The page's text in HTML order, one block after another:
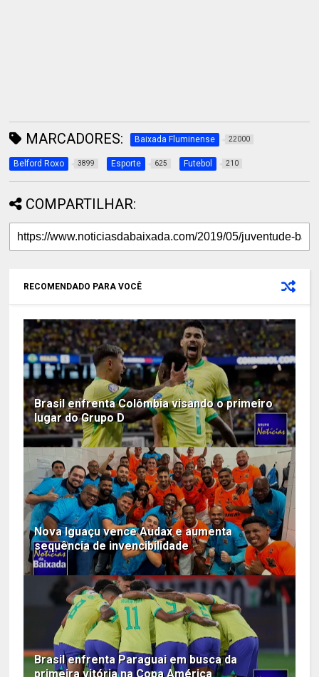
MARCADORES: Baixada Fluminense 22000
Belford Roxo 3899 Esporte 625 Futebol 210
COMPARTILHAR:
RECOMENDADO PARA VOCÊ
Brasil enfrenta Colômbia visando o primeiro
lugar do Grupo D
Nova Iguaçu vence Audax e aumenta
sequência de invencibilidade
Brasil enfrenta Paraguai em busca da
primeira vitória na Copa América